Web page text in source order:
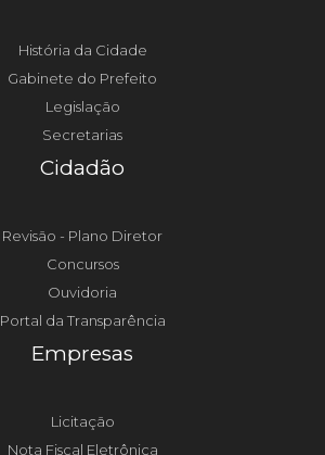
História da Cidade
Gabinete do Prefeito
Legislação
Secretarias
Cidadão
Revisão - Plano Diretor
Concursos
Ouvidoria
Portal da Transparência
Empresas
Licitação
Nota Fiscal Eletrônica